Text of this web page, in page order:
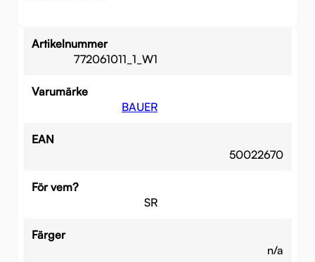
Artikelnummer
772061011_1_W1
Varumärke
BAUER
EAN
50022670
För vem?
SR
Färger
n/a